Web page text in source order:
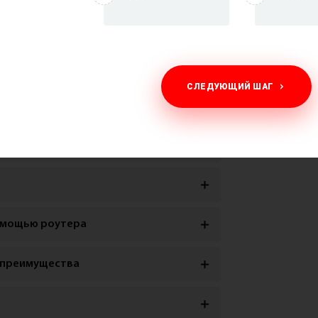
роутера
СЛЕДУЮЩИЙ ШАГ